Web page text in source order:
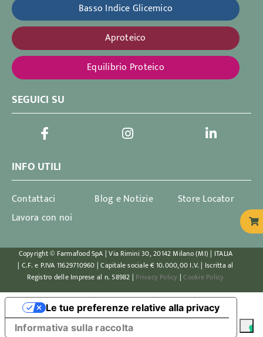
Basso Indice Glicemico
Aproteico
Equilibrio Proteico
SEGUICI SU
INFO UTILI
Contattaci Blog e Notizie
Store Locator
Lavora con noi
Copyright © Farmafood SpA | Via Rimini 30, 20142 Milano (MI) | ITALIA
| C.F. e P.IVA 11629710960 | Capitale sociale € 10.000,00 I.V. | Iscritta al
Registro delle Imprese al n. 58982 | Privacy Policy |Cookie Policy
Informativa sulla raccolta
Le tue preferenze relative alla privacy